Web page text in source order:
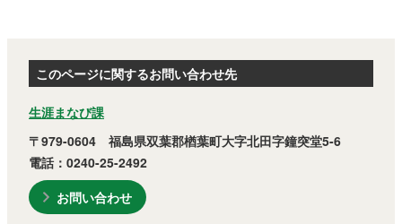
このページに関するお問い合わせ先
生涯まなび課
〒979-0604 福島県双葉郡楢葉町大字北田字鐘突堂5-6
電話：0240-25-2492
お問い合わせ